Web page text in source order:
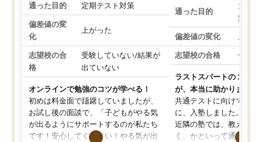
通った目的 定期テスト対策
偏差値の変
化
上がった
志望校の合
格
受験していない/結果が
出ていない
オンラインで勉強のコツが学べる！
初めは料金面で躊躇していましたが、
お試し後の面談で、「子どもがやる気
が出るようにサポートするのが私たち
です！安心してください！やる気が出
通った目的
大学
対策
偏差値の変化
志望校の合格 合格
ラストスパートの１か月
が、本当に助かりました
共通テストに向けての追
に、入塾しました。田舎
近隣の塾では、教えても
く、かといって通うには